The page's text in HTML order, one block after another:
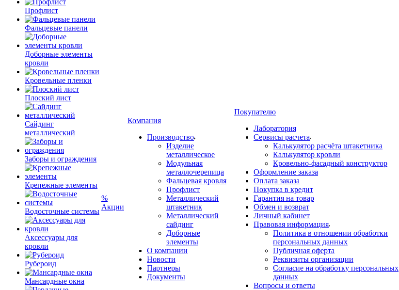
Профлист
Фальцевые панели
Доборные элементы
кровли
Кровельные пленки
Плоский лист
Сайдинг
металлический
Заборы и ограждения
Крепежные элементы
Водосточные системы
Аксессуары для
кровли
Рубероид
Мансардные окна
%
Акции
Компания
Производство
Изделие
металлическое
Модульная
металлочерепица
Фальцевая кровля
Профлист
Металлический
штакетник
Металлический
сайдинг
Доборные
элементы
О компании
Новости
Партнеры
Документы
Покупателю
Лаборатория
Сервисы расчета
Калькулятор расчёта штакетника
Калькулятор кровли
Кровельно-фасадный конструктор
Оформление заказа
Оплата заказа
Покупка в кредит
Гарантия на товар
Обмен и возврат
Личный кабинет
Правовая информация
Политика в отношении обработки
персональных данных
Публичная оферта
Реквизиты организации
Согласие на обработку персональных
данных
Вопросы и ответы